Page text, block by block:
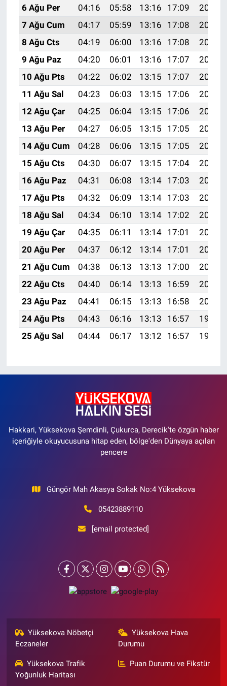
6 Ağu Per
04:16 05:58 13:16 17:09
20:24
7 Ağu Cum
04:17 05:59 13:16 17:08
20:23
8 Ağu Cts
04:19 06:00 13:16 17:08
20:21
9 Ağu Paz
04:20 06:01 13:16 17:07
20:20
10 Ağu Pts
04:22 06:02 13:15 17:07
20:19
11 Ağu Sal
04:23 06:03 13:15 17:06
20:18
12 Ağu Çar
04:25 06:04 13:15 17:06
20:16
13 Ağu Per
04:27 06:05 13:15 17:05
20:15
14 Ağu Cum
04:28 06:06 13:15 17:05
20:14
15 Ağu Cts
04:30 06:07 13:15 17:04
20:12
16 Ağu Paz
04:31 06:08 13:14 17:03
20:11
17 Ağu Pts
04:32 06:09 13:14 17:03
20:09
18 Ağu Sal
04:34 06:10 13:14 17:02
20:08
19 Ağu Çar
04:35 06:11 13:14 17:01
20:06
20 Ağu Per
04:37 06:12 13:14 17:01
20:05
21 Ağu Cum
04:38 06:13 13:13 17:00
20:03
22 Ağu Cts
04:40 06:14 13:13 16:59
20:02
23 Ağu Paz
04:41 06:15 13:13 16:58
20:00
24 Ağu Pts
04:43 06:16 13:13 16:57
19:59
25 Ağu Sal
04:44 06:17 13:12 16:57 19:57
Hakkari, Yüksekova Şemdinli, Çukurca, Derecik'te özgün haber
içeriğiyle okuyucusuna hitap eden, bölge'den Dünyaya açılan
pencere
Güngör Mah Akasya Sokak No:4 Yüksekova
05423889110
[email protected]
Yüksekova Nöbetçi
Eczaneler
Yüksekova Hava
Durumu
Yüksekova Trafik
Yoğunluk Haritası
Puan Durumu ve Fikstür